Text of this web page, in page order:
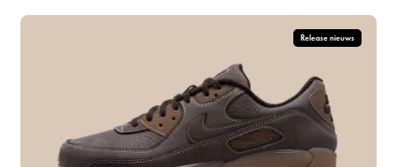
Release nieuws